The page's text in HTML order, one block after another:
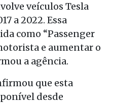
veículos Tesla
a 2022. Essa
como “Passenger
e aumentar o
a agência.
que esta
desde